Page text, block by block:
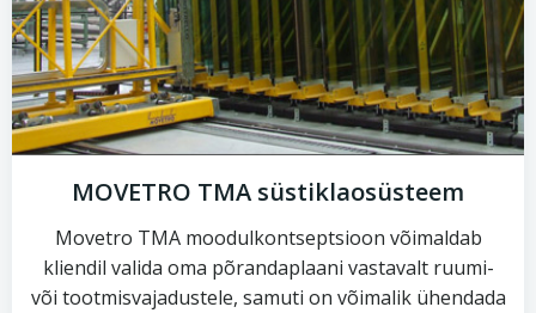
MOVETRO TMA süstiklaosüsteem
Movetro TMA moodulkontseptsioon võimaldab
kliendil valida oma põrandaplaani vastavalt ruumi-
või tootmisvajadustele, samuti on võimalik ühendada